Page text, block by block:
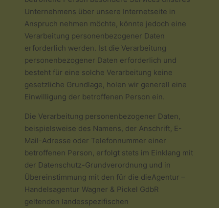
Unternehmens über unsere Internetseite in
Anspruch nehmen möchte, könnte jedoch eine
Verarbeitung personenbezogener Daten
erforderlich werden. Ist die Verarbeitung
personenbezogener Daten erforderlich und
besteht für eine solche Verarbeitung keine
gesetzliche Grundlage, holen wir generell eine
Einwilligung der betroffenen Person ein.
Die Verarbeitung personenbezogener Daten,
beispielsweise des Namens, der Anschrift, E-
Mail-Adresse oder Telefonnummer einer
betroffenen Person, erfolgt stets im Einklang mit
der Datenschutz-Grundverordnung und in
Übereinstimmung mit den für die dieAgentur –
Handelsagentur Wagner & Pickel GdbR
geltenden landesspezifischen